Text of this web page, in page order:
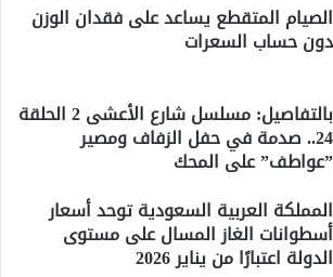
الصيام المتقطع يساعد على فقدان الوزن
دون حساب السعرات
بالتفاصيل: مسلسل شارع الأعشى 2 الحلقة
24.. صدمة في حفل الزفاف ومصير
”عواطف” على المحك
المملكة العربية السعودية توحد أسعار
أسطوانات الغاز المسال على مستوى
الدولة اعتبارًا من يناير 2026